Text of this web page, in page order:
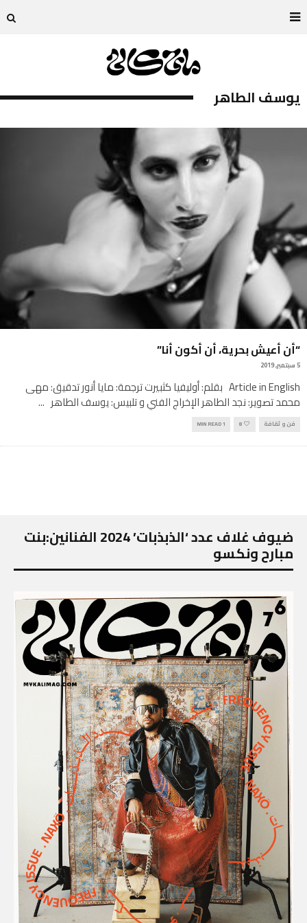
يوسف الطاهر
“أن أعيش بحرية، أن أكون أنا”
5 سبتمبر, 2019
Article in English بقلم: أوليفيا كثبيرت ترجمة: مايا أنور تدقيق: مهى
محمد تصوير: نجد الطاهر الإخراج الفني و تلبيس: يوسف الطاهر ...
فن و ثقافة 8
1 MIN READ
ضيوف غلاف عدد ‘الذبذبات’ 2024 الفنانين:بنت
مبارح ونكسو